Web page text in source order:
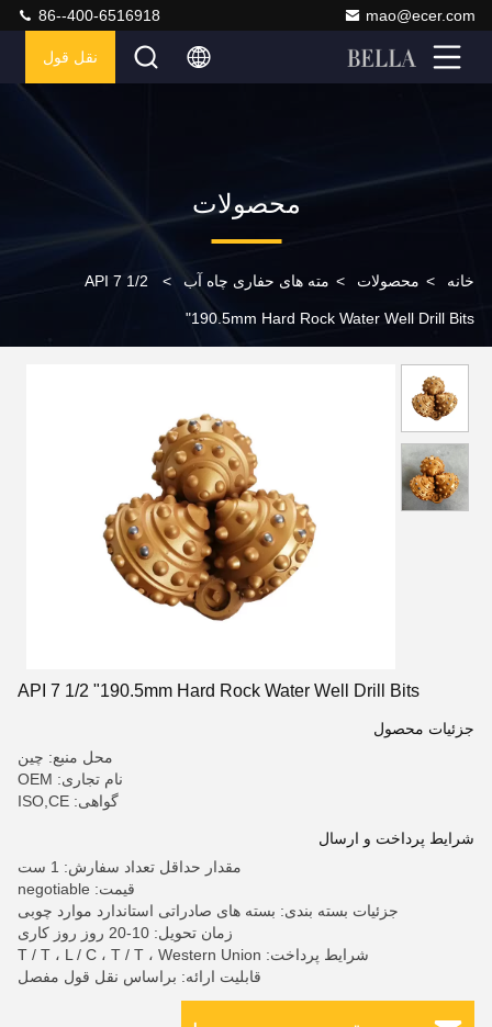
mao@ecer.com
86--400-6516918
نقل قول
محصولات
خانه > محصولات > مته های حفاری چاه آب >
API 7 1/2
"190.5mm Hard Rock Water Well Drill Bits
API 7 1/2 "190.5mm Hard Rock Water Well Drill Bits
جزئیات محصول
محل منبع: چین
نام تجاری: OEM
گواهی: ISO,CE
شرایط پرداخت و ارسال
مقدار حداقل تعداد سفارش: 1 ست
قیمت: negotiable
جزئیات بسته بندی: بسته های صادراتی استاندارد موارد چوبی
زمان تحویل: 10-20 روز روز کاری
شرایط پرداخت: T / T ، L / C ، T / T ، Western Union
قابلیت ارائه: براساس نقل قول مفصل